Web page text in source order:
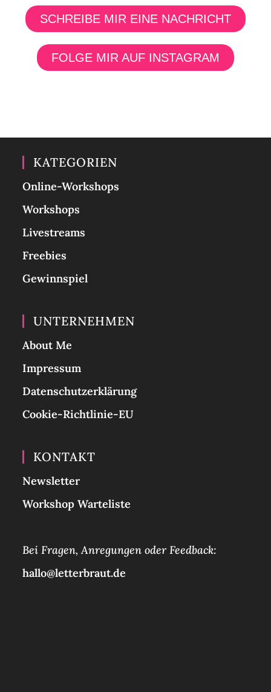
SCHREIBE MIR EINE NACHRICHT
FOLGE MIR AUF INSTAGRAM
KATEGORIEN
Online-Workshops
Workshops
Livestreams
Freebies
Gewinnspiel
UNTERNEHMEN
About Me
Impressum
Datenschutzerklärung
Cookie-Richtlinie-EU
KONTAKT
Newsletter
Workshop Warteliste
Bei Fragen, Anregungen oder Feedback:
hallo@letterbraut.de